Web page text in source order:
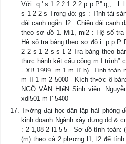
Với: q ' s 1 2 2 1 2 2 p p P'' q,, . l
s 1 2 2 s Trong đó: gs : Tĩnh tải
dài cạnh ngắn. l2 : Chiều dài cạnh
theo sơ đồ 1. Mi1, mi2 : Hệ số
Hệ số tra bảng theo sơ đồ i. p p P
2 2 s 1 2 s s 1 2 Tra bảng theo
thực hành kết cấu công m I trình”
- XB 1999. m 1 m II' b). Tính toán
m II 1 m 2 5000 - Kích th•ớc ô
NGÔ VĂN HIểN Sinh viên:
xdl501 m I' 5400
Tr•ờng đại học dân lập hảI phòng
kinh doanh Ngành xây dựng dd &
: 2 1,08 2 l1 5,5 - Sơ đồ tính toán:
(m) theo cả 2 ph•ơng l1, l2 để